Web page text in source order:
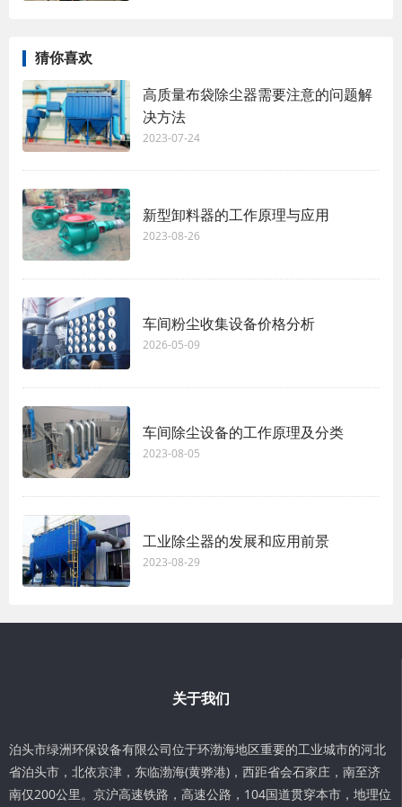
猜你喜欢
高质量布袋除尘器需要注意的问题解
决方法
2023-07-24
新型卸料器的工作原理与应用
2023-08-26
车间粉尘收集设备价格分析
2026-05-09
车间除尘设备的工作原理及分类
2023-08-05
工业除尘器的发展和应用前景
2023-08-29
关于我们
泊头市绿洲环保设备有限公司位于环渤海地区重要的工业城市的河北
省泊头市，北依京津，东临渤海(黄骅港)，西距省会石家庄，南至济
南仅200公里。京沪高速铁路，高速公路，104国道贯穿本市，地理位